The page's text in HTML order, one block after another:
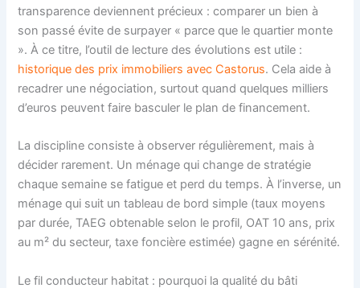
transparence deviennent précieux : comparer un bien à
son passé évite de surpayer « parce que le quartier monte
». À ce titre, l’outil de lecture des évolutions est utile :
historique des prix immobiliers avec Castorus. Cela aide à
recadrer une négociation, surtout quand quelques milliers
d’euros peuvent faire basculer le plan de financement.
La discipline consiste à observer régulièrement, mais à
décider rarement. Un ménage qui change de stratégie
chaque semaine se fatigue et perd du temps. À l’inverse, un
ménage qui suit un tableau de bord simple (taux moyens
par durée, TAEG obtenable selon le profil, OAT 10 ans, prix
au m² du secteur, taxe foncière estimée) gagne en sérénité.
Le fil conducteur habitat : pourquoi la qualité du bâti